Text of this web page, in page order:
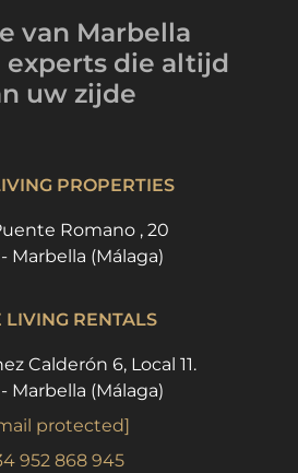
van Marbella
experts die altijd
uw zijde
PROPERTIES
Romano , 20
Marbella (Málaga)
LIVING RENTALS
Calderón 6, Local 11.
Marbella (Málaga)
protected]
952 868 945